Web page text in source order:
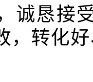
诚恳接
，转化